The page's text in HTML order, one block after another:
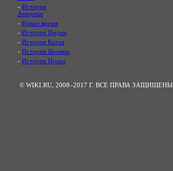
- История
Америки
- Новое время
- История Индии
- История Китая
- История Японии
- История Ирана
© WIKI.RU, 2008–2017 Г. ВСЕ ПРАВА ЗАЩИЩЕНЫ.